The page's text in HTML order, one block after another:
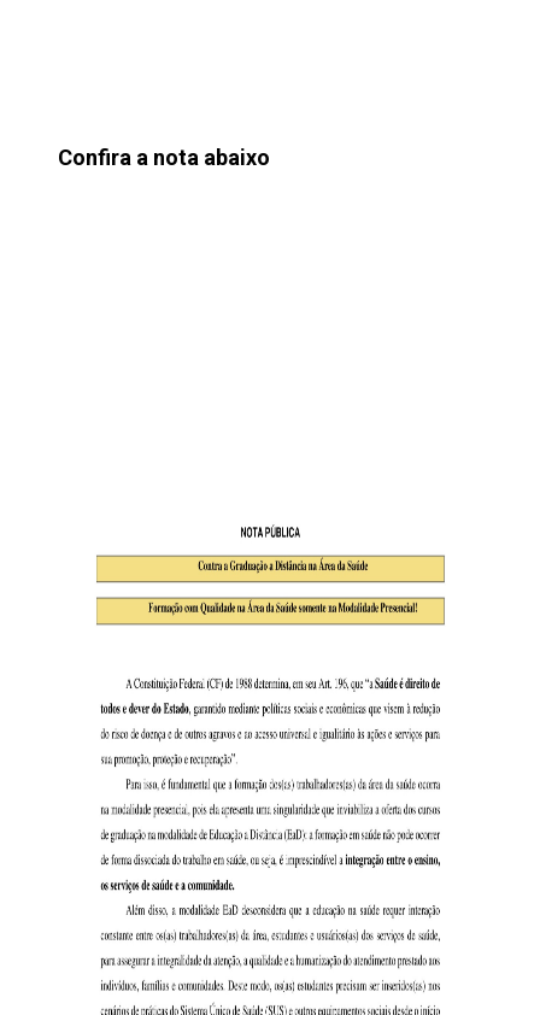
Confira a nota abaixo